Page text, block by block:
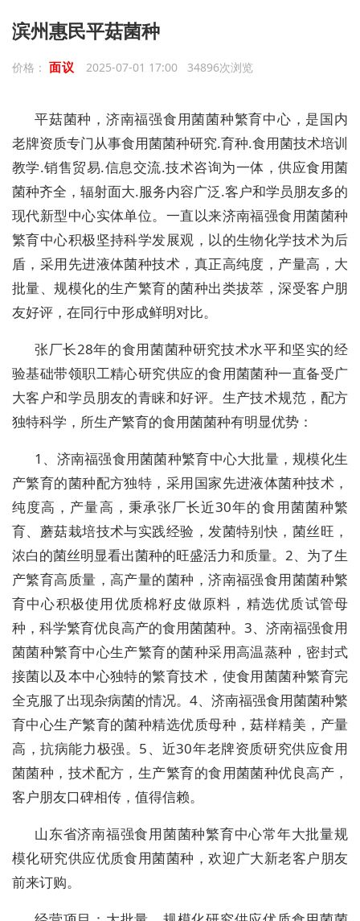
滨州惠民平菇菌种
价格： 面议 2025-07-01 17:00 34896次浏览
平菇菌种，济南福强食用菌菌种繁育中心，是国内
老牌资质专门从事食用菌菌种研究.育种.食用菌技术培训
教学.销售贸易.信息交流.技术咨询为一体，供应食用菌
菌种齐全，辐射面大.服务内容广泛.客户和学员朋友多的
现代新型中心实体单位。一直以来济南福强食用菌菌种
繁育中心积极坚持科学发展观，以的生物化学技术为后
盾，采用先进液体菌种技术，真正高纯度，产量高，大
批量、规模化的生产繁育的菌种出类拔萃，深受客户朋
友好评，在同行中形成鲜明对比。
张厂长28年的食用菌菌种研究技术水平和坚实的经
验基础带领职工精心研究供应的食用菌菌种一直备受广
大客户和学员朋友的青睐和好评。生产技术规范，配方
独特科学，所生产繁育的食用菌菌种有明显优势：
1、济南福强食用菌菌种繁育中心大批量，规模化生
产繁育的菌种配方独特，采用国家先进液体菌种技术，
纯度高，产量高，秉承张厂长近30年的食用菌菌种繁
育、蘑菇栽培技术与实践经验，发菌特别快，菌丝旺，
浓白的菌丝明显看出菌种的旺盛活力和质量。2、为了生
产繁育高质量，高产量的菌种，济南福强食用菌菌种繁
育中心积极使用优质棉籽皮做原料，精选优质试管母
种，科学繁育优良高产的食用菌菌种。3、济南福强食用
菌菌种繁育中心生产繁育的菌种采用高温蒸种，密封式
接菌以及本中心独特的繁育技术，使食用菌菌种繁育完
全克服了出现杂病菌的情况。4、济南福强食用菌菌种繁
育中心生产繁育的菌种精选优质母种，菇样精美，产量
高，抗病能力极强。5、近30年老牌资质研究供应食用
菌菌种，技术配方，生产繁育的食用菌菌种优良高产，
客户朋友口碑相传，值得信赖。
山东省济南福强食用菌菌种繁育中心常年大批量规
模化研究供应优质食用菌菌种，欢迎广大新老客户朋友
前来订购。